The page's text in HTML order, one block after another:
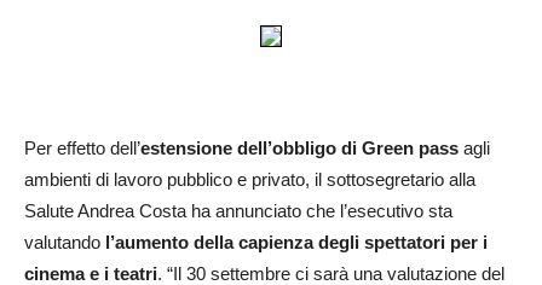
Per effetto dell’estensione dell’obbligo di Green pass agli
ambienti di lavoro pubblico e privato, il sottosegretario alla
Salute Andrea Costa ha annunciato che l’esecutivo sta
valutando l’aumento della capienza degli spettatori per i
cinema e i teatri. “Il 30 settembre ci sarà una valutazione del